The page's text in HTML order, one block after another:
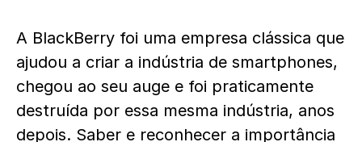
A BlackBerry foi uma empresa clássica que
ajudou a criar a indústria de smartphones,
chegou ao seu auge e foi praticamente
destruída por essa mesma indústria, anos
depois. Saber e reconhecer a importância